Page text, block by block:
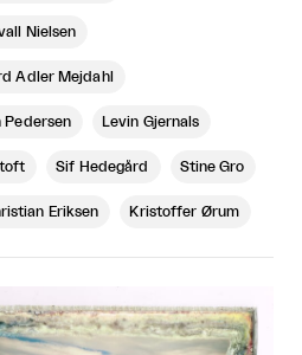
Nielsen
Adler Mejdahl
Pedersen Levin Gjernals
Sif Hedegård Stine Gro
Eriksen Kristoffer Ørum